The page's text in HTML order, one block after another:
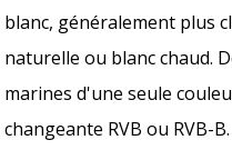
blanc, généralement plus
naturelle ou blanc chaud.
marines d'une seule
changeante RVB ou RVB-